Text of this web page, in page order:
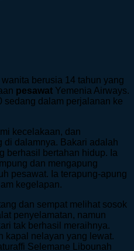
berusia 14 tahun yang
pesawat Yemenia Airways.
sedang dalam perjalanan ke
kecelakaan, dan
di dalamnya. Bakari adalah
berhasil bertahan hidup. Ia
dan mengapung
pesawat. Ia terapung-apung
kegelapan.
dan sempat melihat sosok
penyelamatan, namun
tak berhasil meraihnya.
kapal nelayan yang lewat.
Selemane Libounah